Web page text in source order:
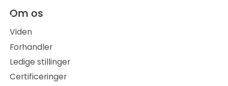
Om os
Viden
Forhandler
Ledige stillinger
Certificeringer